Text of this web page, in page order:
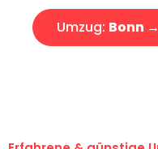
Umzug: Bonn